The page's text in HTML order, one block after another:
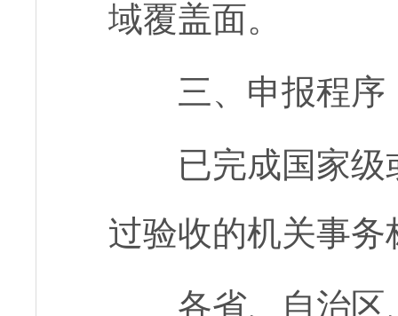
域覆盖面。
三、申报程序
已完成国家
过验收的机关事
各省、自治区